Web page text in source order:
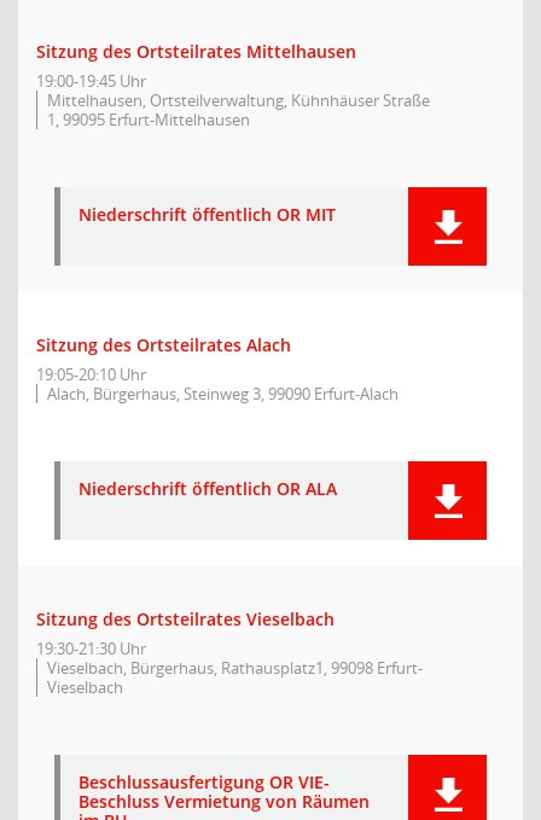
Sitzung des Ortsteilrates Mittelhausen
19:00-19:45 Uhr
Mittelhausen, Ortsteilverwaltung, Kühnhäuser Straße
1, 99095 Erfurt-Mittelhausen
Niederschrift öffentlich OR MIT
Sitzung des Ortsteilrates Alach
19:05-20:10 Uhr
Alach, Bürgerhaus, Steinweg 3, 99090 Erfurt-Alach
Niederschrift öffentlich OR ALA
Sitzung des Ortsteilrates Vieselbach
19:30-21:30 Uhr
Vieselbach, Bürgerhaus, Rathausplatz1, 99098 Erfurt-
Vieselbach
Beschlussausfertigung OR VIE-
Beschluss Vermietung von Räumen